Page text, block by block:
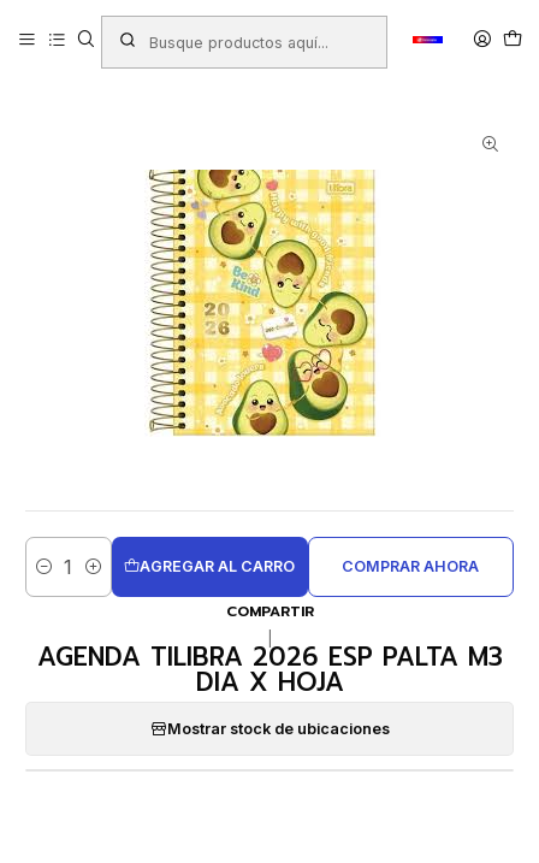
Productos LIBRERIA Libretas - Blocks - Agendas
Agendas y Tacos
AGENDA TILIBRA 2026 ESP PALTA M3 DIA X HOJA
Cantidad
AGREGAR AL CARRO COMPRAR AHORA
COMPARTIR
AGENDA TILIBRA 2026 ESP PALTA M3
DIA X HOJA
Mostrar stock de ubicaciones